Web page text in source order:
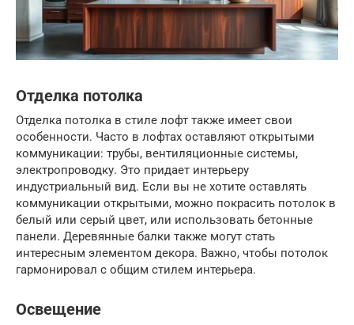
Отделка потолка
Отделка потолка в стиле лофт также имеет свои
особенности. Часто в лофтах оставляют открытыми
коммуникации: трубы, вентиляционные системы,
электропроводку. Это придает интерьеру
индустриальный вид. Если вы не хотите оставлять
коммуникации открытыми, можно покрасить потолок в
белый или серый цвет, или использовать бетонные
панели. Деревянные балки также могут стать
интересным элементом декора. Важно, чтобы потолок
гармонировал с общим стилем интерьера.
Освещение